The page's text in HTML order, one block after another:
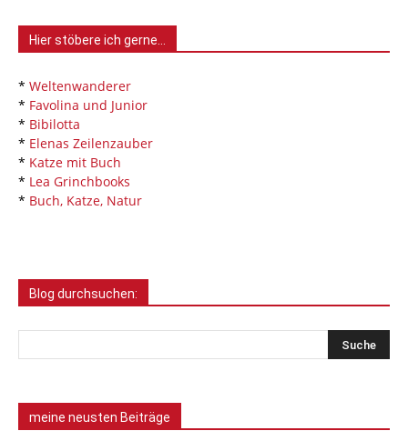
Hier stöbere ich gerne…
* Weltenwanderer
* Favolina und Junior
* Bibilotta
* Elenas Zeilenzauber
* Katze mit Buch
* Lea Grinchbooks
* Buch, Katze, Natur
Blog durchsuchen:
meine neusten Beiträge